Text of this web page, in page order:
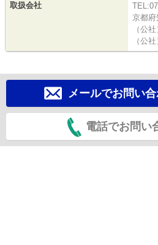
取扱会社
京都府
（公
（公
メールでお問い
電話でお問い